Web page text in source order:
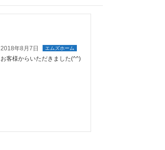
2018年8月7日 エムズホーム
お客様からいただきました(^^)